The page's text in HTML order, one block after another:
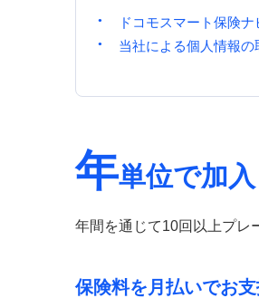
ドコモスマート保険
当社による個人情報の
年単位で加
年間を通じて10回以上プレ
保険料を月払いでお